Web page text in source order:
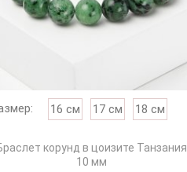
16 см 17 см 18 см
корунд в цоизите Танзания
10 мм